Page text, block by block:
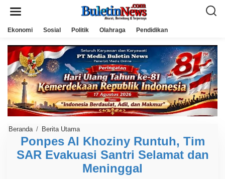
Ekonomi Sosial Politik Olahraga Pendidikan
Beranda / Berita Utama
p
e
s
A
Ponpes Al Khoziny Runtuh, Tim
SAR Evakuasi Santri Selamat dan
Meninggal